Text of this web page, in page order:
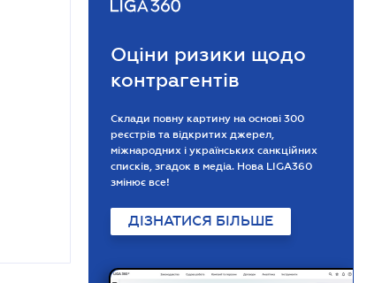
Оціни ризики щодо
контрагентів
Склади повну картину на основі 300
реєстрів та відкритих джерел,
міжнародних і українських санкційних
списків, згадок в медіа. Нова LIGA360
змінює все!
ДІЗНАТИСЯ БІЛЬШЕ